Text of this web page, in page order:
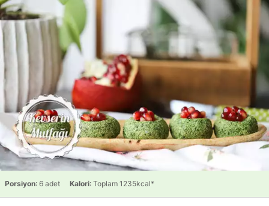
Porsiyon: 6 adet Kalori: Toplam 1235kcal*